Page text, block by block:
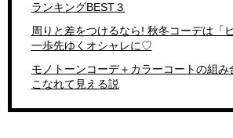
ランキングBEST３
周りと差をつけるなら! 秋冬コーデは「
一歩先ゆくオシャレに♡
モノトーンコーデ＋カラーコートの組み
こなれて見える説